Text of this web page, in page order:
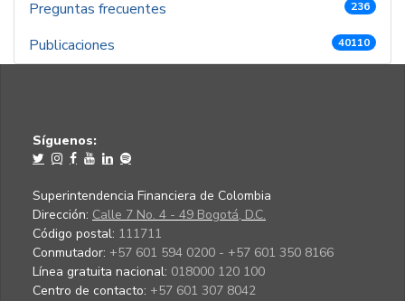
Preguntas frecuentes 236
Publicaciones 40110
Síguenos:
Superintendencia Financiera de Colombia
Dirección: Calle 7 No. 4 - 49 Bogotá, D.C.
Código postal: 111711
Conmutador: +57 601 594 0200 - +57 601 350 8166
Línea gratuita nacional: 018000 120 100
Centro de contacto: +57 601 307 8042